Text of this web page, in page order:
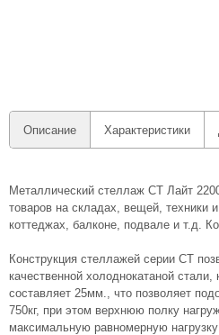
Описание Характеристики
Металлический стеллаж СТ Лайт
товаров на складах, вещей, техники
коттеджах, балконе, подвале и т.д.
Конструкция стеллажей серии СТ
качественной холоднокатаной
составляет 25мм., что позволяет
750кг, при этом верхнюю полку
максимальную равномерную нагрузку